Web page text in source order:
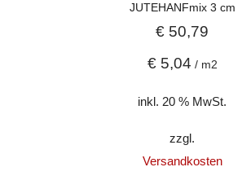
JUTEHANFmix 3 cm
€ 50,79
€5,04 / m2
inkl. 20 % MwSt.
zzgl.
Versandkosten